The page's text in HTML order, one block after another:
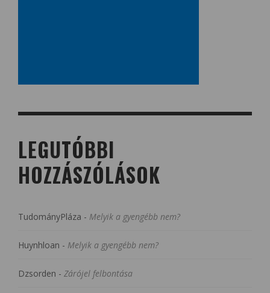
LEGUTÓBBI
HOZZÁSZÓLÁSOK
TudományPláza - Melyik a gyengébb nem?
Huynhloan - Melyik a gyengébb nem?
Dzsorden - Zárójel felbontása